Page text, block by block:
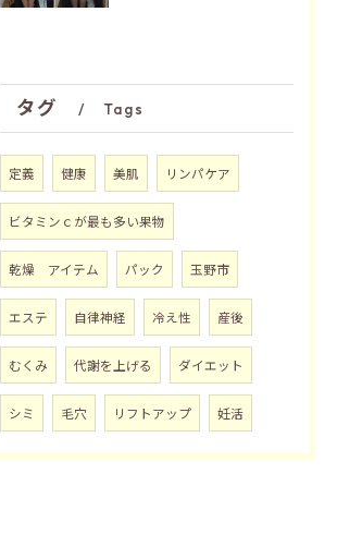
タグ Tags
定義 健康 美肌 リンパケア
ビタミンｃが最も多い果物
乾燥 アイテム パック 玉野市
エステ 自律神経 冷え性 産後
むくみ 代謝を上げる ダイエット
シミ 毛穴 リフトアップ 妊活